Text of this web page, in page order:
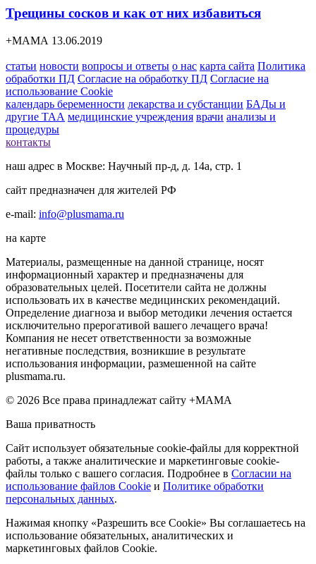
Трещины сосков и как от них избавиться
+МАМА 13.06.2019
статьи новости вопросы и ответы о нас карта сайта Политика
обработки ПД Согласие на обработку ПД Согласие на
использование Cookie
календарь беременности лекарства и субстанции БАДы и
другие ТАА медицинские учреждения врачи анализы и
процедуры
контакты
наш адрес в Москве: Научный пр-д, д. 14а, стр. 1
сайт предназначен для жителей РФ
e-mail: info@plusmama.ru
на карте
Материалы, размещенные на данной странице, носят
информационный характер и предназначены для
образовательных целей. Посетители сайта не должны
использовать их в качестве медицинских рекомендаций.
Определение диагноза и выбор методики лечения остается
исключительно прерогативой вашего лечащего врача!
Компания не несет ответственности за возможные
негативные последствия, возникшие в результате
использования информации, размешенной на сайте
plusmama.ru.
© 2026 Все права принадлежат сайту +МАМА
Ваша приватность
Сайт использует обязательные cookie-файлы для корректной
работы, а также аналитические и маркетинговые cookie-
файлы только с вашего согласия. Подробнее в Согласии на
использование файлов Cookie и Политике обработки
персональных данных.
Нажимая кнопку «Разрешить все Cookie» Вы соглашаетесь на
использование обязательных, аналитических и
маркетинговых файлов Cookie.